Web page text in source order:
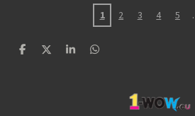
1 2 3 4 5
D
D
S
D